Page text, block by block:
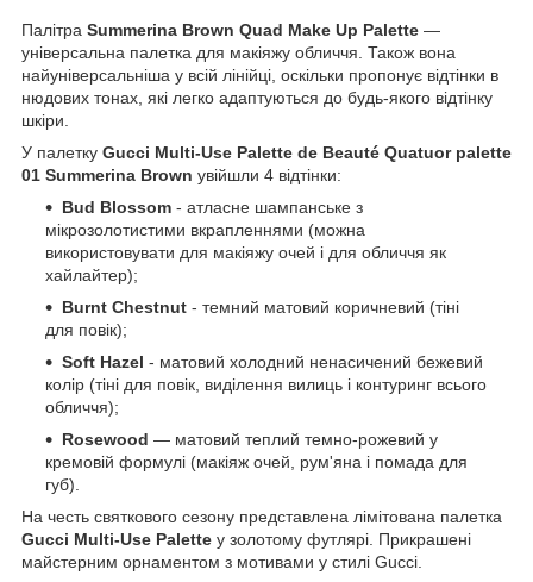
Палітра Summerina Brown Quad Make Up Palette —
універсальна палетка для макіяжу обличчя. Також вона
найуніверсальніша у всій лінійці, оскільки пропонує відтінки в
нюдових тонах, які легко адаптуються до будь-якого відтінку
шкіри.
У палетку Gucci Multi-Use Palette de Beauté Quatuor palette
01 Summerina Brown увійшли 4 відтінки:
Bud Blossom - атласне шампанське з
мікрозолотистими вкрапленнями (можна
використовувати для макіяжу очей і для обличчя як
хайлайтер);
Burnt Chestnut - темний матовий коричневий (тіні
для повік);
Soft Hazel - матовий холодний ненасичений бежевий
колір (тіні для повік, виділення вилиць і контуринг всього
обличчя);
Rosewood — матовий теплий темно-рожевий у
кремовій формулі (макіяж очей, рум'яна і помада для
губ).
На честь святкового сезону представлена ​​лімітована палетка
Gucci Multi-Use Palette у золотому футлярі. Прикрашені
майстерним орнаментом з мотивами у стилі Gucci.